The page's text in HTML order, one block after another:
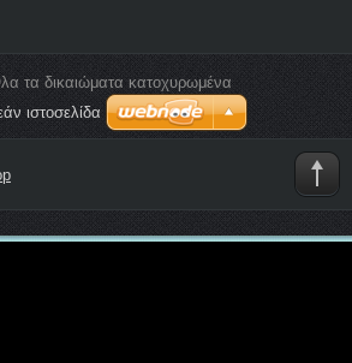
τα δικαιώματα κατοχυρωμένα
ιστοσελίδα